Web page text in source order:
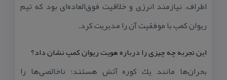
اطراف، نیازمند انرژی و خلاقیت فوق‌العاده‌ای بود كه تیم
ریوان كمپ با موفقیت آن را مدیریت كرد.
این تجربه چه چیزی را درباره هویت ریوان كمپ نشان داد؟
بحران‌ها مانند یك كوره آتش هستند؛ ناخالصی‌ها را